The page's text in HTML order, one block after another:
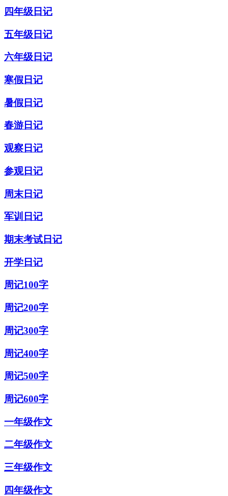
四年级日记
五年级日记
六年级日记
寒假日记
暑假日记
春游日记
观察日记
参观日记
周末日记
军训日记
期末考试日记
开学日记
周记100字
周记200字
周记300字
周记400字
周记500字
周记600字
一年级作文
二年级作文
三年级作文
四年级作文